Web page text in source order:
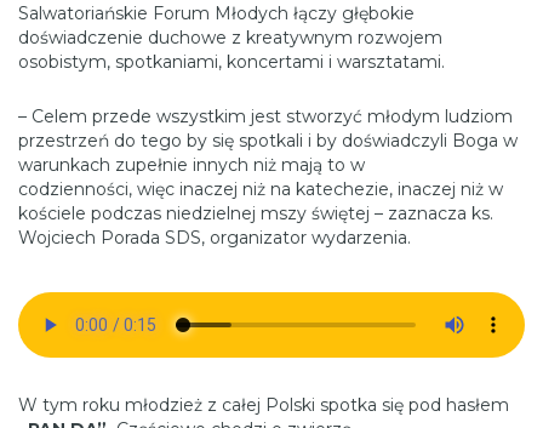
Salwatoriańskie Forum Młodych łączy głębokie
doświadczenie duchowe z kreatywnym rozwojem
osobistym, spotkaniami, koncertami i warsztatami.
– Celem przede wszystkim jest stworzyć młodym ludziom
przestrzeń do tego by się spotkali i by doświadczyli Boga w
warunkach zupełnie innych niż mają to w
codzienności, więc inaczej niż na katechezie, inaczej niż w
kościele podczas niedzielnej mszy świętej – zaznacza ks.
Wojciech Porada SDS, organizator wydarzenia.
W tym roku młodzież z całej Polski spotka się pod hasłem